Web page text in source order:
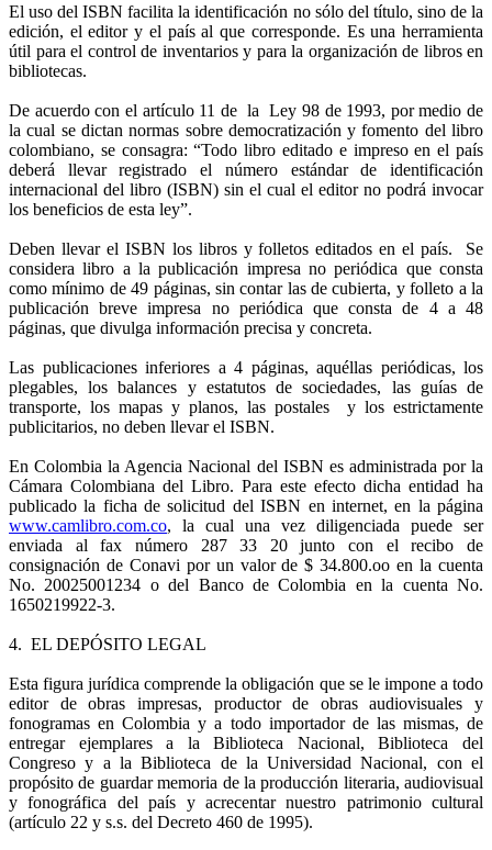
El uso del ISBN facilita la identificación no sólo del título, sino de la
edición, el editor y el país al que corresponde. Es una herramienta
útil para el control de inventarios y para la organización de libros en
bibliotecas.
De acuerdo con el artículo 11 de la Ley 98 de 1993, por medio de
la cual se dictan normas sobre democratización y fomento del libro
colombiano, se consagra: “Todo libro editado e impreso en el país
deberá llevar registrado el número estándar de identificación
internacional del libro (ISBN) sin el cual el editor no podrá invocar
los beneficios de esta ley”.
Deben llevar el ISBN los libros y folletos editados en el país. Se
considera libro a la publicación impresa no periódica que consta
como mínimo de 49 páginas, sin contar las de cubierta, y folleto a la
publicación breve impresa no periódica que consta de 4 a 48
páginas, que divulga información precisa y concreta.
Las publicaciones inferiores a 4 páginas, aquéllas periódicas, los
plegables, los balances y estatutos de sociedades, las guías de
transporte, los mapas y planos, las postales y los estrictamente
publicitarios, no deben llevar el ISBN.
En Colombia la Agencia Nacional del ISBN es administrada por la
Cámara Colombiana del Libro. Para este efecto dicha entidad ha
publicado la ficha de solicitud del ISBN en internet, en la página
www.camlibro.com.co, la cual una vez diligenciada puede ser
enviada al fax número 287 33 20 junto con el recibo de
consignación de Conavi por un valor de $ 34.800.oo en la cuenta
No. 20025001234 o del Banco de Colombia en la cuenta No.
1650219922-3.
4. EL DEPÓSITO LEGAL
Esta figura jurídica comprende la obligación que se le impone a todo
editor de obras impresas, productor de obras audiovisuales y
fonogramas en Colombia y a todo importador de las mismas, de
entregar ejemplares a la Biblioteca Nacional, Biblioteca del
Congreso y a la Biblioteca de la Universidad Nacional, con el
propósito de guardar memoria de la producción literaria, audiovisual
y fonográfica del país y acrecentar nuestro patrimonio cultural
(artículo 22 y s.s. del Decreto 460 de 1995).